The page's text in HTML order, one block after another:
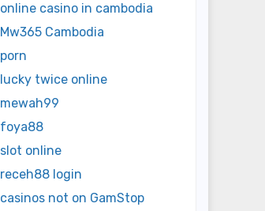
online casino in cambodia
Mw365 Cambodia
porn
lucky twice online
mewah99
foya88
slot online
receh88 login
casinos not on GamStop